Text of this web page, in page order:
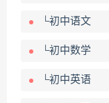
└初中语文
└初中数学
└初中英语